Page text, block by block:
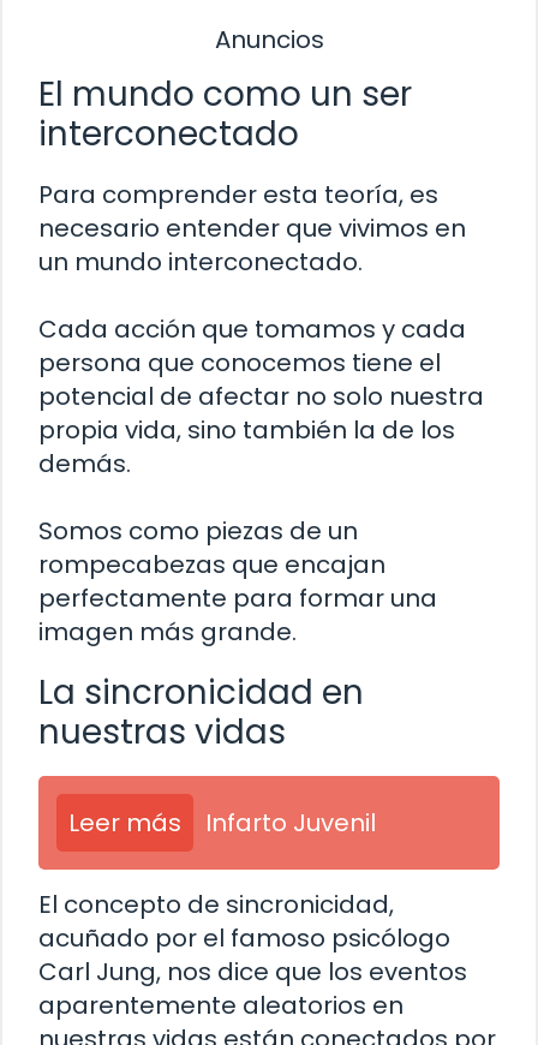
Anuncios
El mundo como un ser
interconectado
Para comprender esta teoría, es
necesario entender que vivimos en
un mundo interconectado.
Cada acción que tomamos y cada
persona que conocemos tiene el
potencial de afectar no solo nuestra
propia vida, sino también la de los
demás.
Somos como piezas de un
rompecabezas que encajan
perfectamente para formar una
imagen más grande.
La sincronicidad en
nuestras vidas
Leer más Infarto Juvenil
El concepto de sincronicidad,
acuñado por el famoso psicólogo
Carl Jung, nos dice que los eventos
aparentemente aleatorios en